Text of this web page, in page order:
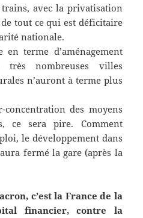
avec la privatisation
tout ce qui est déficitaire
nationale.
en terme d’aménagement
nombreuses villes
n’auront à terme plus
des moyens
ce sera pire. Comment
le développement dans
fermé la gare (après la
c’est la France de la
financier, contre la